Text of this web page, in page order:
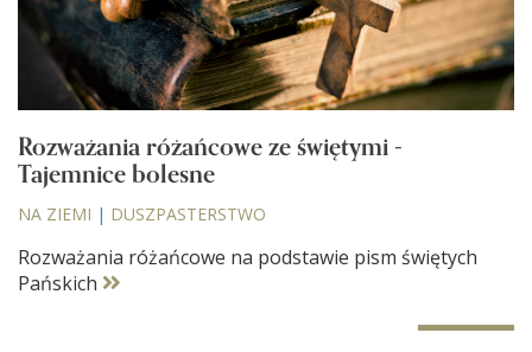
Rozważania różańcowe ze świętymi -
Tajemnice bolesne
NA ZIEMI | DUSZPASTERSTWO
Rozważania różańcowe na podstawie pism świętych
Pańskich